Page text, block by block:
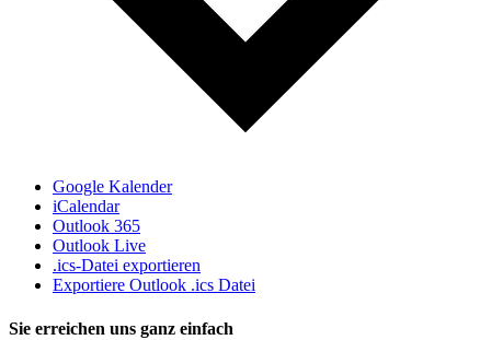
Google Kalender
iCalendar
Outlook 365
Outlook Live
.ics-Datei exportieren
Exportiere Outlook .ics Datei
Sie erreichen uns ganz einfach